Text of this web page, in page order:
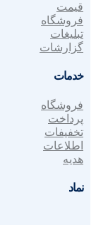
قیمت
فروشگاه
تبلیغات
گزارشات
خدمات
فروشگاه
پرداخت
تخفیفات
اطلاعات
هدیه
نماد